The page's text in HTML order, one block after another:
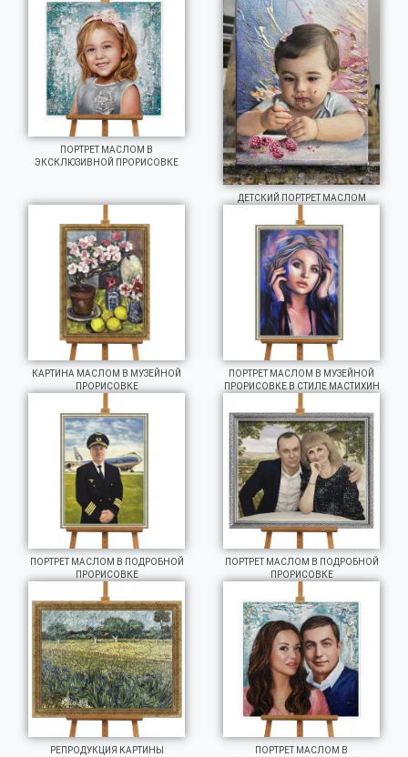
ПОРТРЕТ МАСЛОМ В
ЭКСКЛЮЗИВНОЙ ПРОРИСОВКЕ
ДЕТСКИЙ ПОРТРЕТ МАСЛОМ
КАРТИНА МАСЛОМ В МУЗЕЙНОЙ
ПРОРИСОВКЕ
ПОРТРЕТ МАСЛОМ В МУЗЕЙНОЙ
ПРОРИСОВКЕ В СТИЛЕ МАСТИХИН
ПОРТРЕТ МАСЛОМ В ПОДРОБНОЙ
ПРОРИСОВКЕ
ПОРТРЕТ МАСЛОМ В ПОДРОБНОЙ
ПРОРИСОВКЕ
РЕПРОДУКЦИЯ КАРТИНЫ
ПОРТРЕТ МАСЛОМ В